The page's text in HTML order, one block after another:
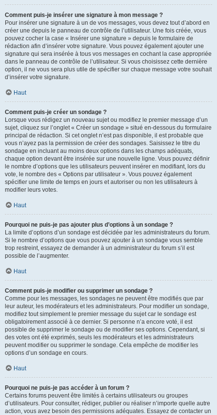
Comment puis-je insérer une signature à mon message ?
Pour insérer une signature à un de vos messages, vous devez tout d’abord en
créer une depuis le panneau de contrôle de l’utilisateur. Une fois créée, vous
pouvez cocher la case « Insérer une signature » depuis le formulaire de
rédaction afin d’insérer votre signature. Vous pouvez également ajouter une
signature qui sera insérée à tous vos messages en cochant la case appropriée
dans le panneau de contrôle de l’utilisateur. Si vous choisissez cette dernière
option, il ne vous sera plus utile de spécifier sur chaque message votre souhait
d’insérer votre signature.
Haut
Comment puis-je créer un sondage ?
Lorsque vous rédigez un nouveau sujet ou modifiez le premier message d’un
sujet, cliquez sur l’onglet « Créer un sondage » situé en-dessous du formulaire
principal de rédaction. Si cet onglet n’est pas disponible, il est probable que
vous n’ayez pas la permission de créer des sondages. Saisissez le titre du
sondage en incluant au moins deux options dans les champs adéquats,
chaque option devant être insérée sur une nouvelle ligne. Vous pouvez définir
le nombre d’options que les utilisateurs peuvent insérer en modifiant, lors du
vote, le nombre des « Options par utilisateur ». Vous pouvez également
spécifier une limite de temps en jours et autoriser ou non les utilisateurs à
modifier leurs votes.
Haut
Pourquoi ne puis-je pas ajouter plus d’options à un sondage ?
La limite d’options d’un sondage est décidée par les administrateurs du forum.
Si le nombre d’options que vous pouvez ajouter à un sondage vous semble
trop restreint, essayez de demander à un administrateur du forum s’il est
possible de l’augmenter.
Haut
Comment puis-je modifier ou supprimer un sondage ?
Comme pour les messages, les sondages ne peuvent être modifiés que par
leur auteur, les modérateurs et les administrateurs. Pour modifier un sondage,
modifiez tout simplement le premier message du sujet car le sondage est
obligatoirement associé à ce dernier. Si personne n’a encore voté, il est
possible de supprimer le sondage ou de modifier ses options. Cependant, si
des votes ont été exprimés, seuls les modérateurs et les administrateurs
peuvent modifier ou supprimer le sondage. Cela empêche de modifier les
options d’un sondage en cours.
Haut
Pourquoi ne puis-je pas accéder à un forum ?
Certains forums peuvent être limités à certains utilisateurs ou groupes
d’utilisateurs. Pour consulter, rédiger, publier ou réaliser n’importe quelle autre
action, vous avez besoin des permissions adéquates. Essayez de contacter un